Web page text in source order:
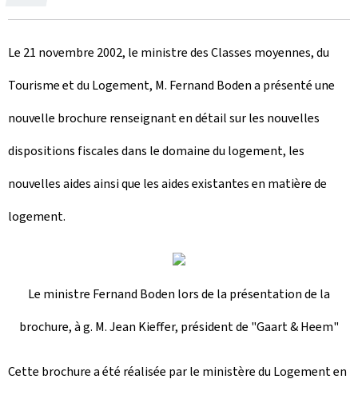
r
é
e
l
e
Le 21 novembre 2002, le ministre des Classes moyennes, du
Tourisme et du Logement, M. Fernand Boden a présenté une
nouvelle brochure renseignant en détail sur les nouvelles
dispositions fiscales dans le domaine du logement, les
nouvelles aides ainsi que les aides existantes en matière de
logement.
Le ministre Fernand Boden lors de la présentation de la
brochure, à g. M. Jean Kieffer, président de "Gaart & Heem"
Cette brochure a été réalisée par le ministère du Logement en